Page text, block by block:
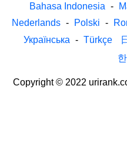
Bahasa Indonesia -
Nederlands - Polski -
Українська - Türkçe
Copyright © 2022